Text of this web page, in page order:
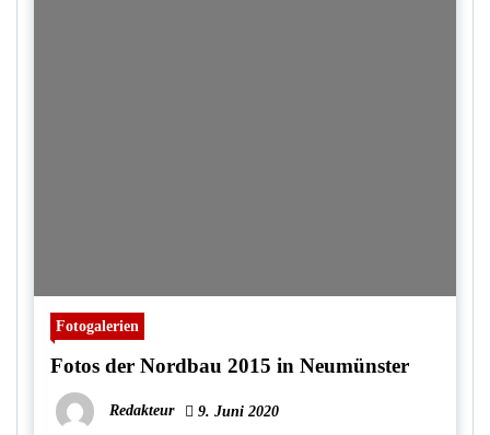
Fotogalerien
Fotos der Nordbau 2015 in Neumünster
Redakteur 9. Juni 2020